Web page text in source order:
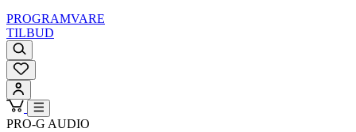
PROGRAMVARE
TILBUD
PRO-G AUDIO